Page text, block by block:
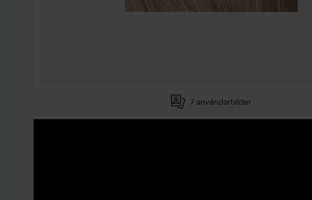
7 användarbilder